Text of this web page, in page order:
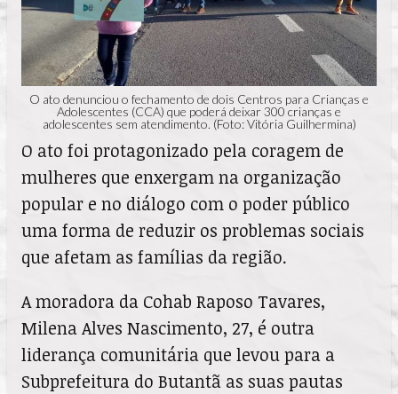
O ato denunciou o fechamento de dois Centros para Crianças e
Adolescentes (CCA) que poderá deixar 300 crianças e
adolescentes sem atendimento. (Foto: Vitória Guilhermina)
O ato foi protagonizado pela coragem de
mulheres que enxergam na organização
popular e no diálogo com o poder público
uma forma de reduzir os problemas sociais
que afetam as famílias da região.
A moradora da Cohab Raposo Tavares,
Milena Alves Nascimento, 27, é outra
liderança comunitária que levou para a
Subprefeitura do Butantã as suas pautas